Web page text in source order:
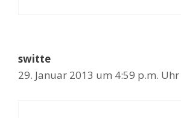
switte
29. Januar 2013 um 4:59 p.m. Uhr